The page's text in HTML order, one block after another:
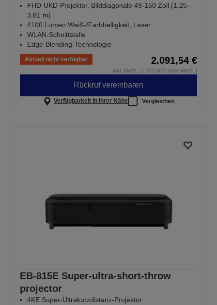
FHD-UKD-Projektor, Bilddiagonale 49-150 Zoll (1,25–
3,81 m)
4100 Lumen Weiß-/Farbhelligkeit, Laser
WLAN-Schnittstelle
Edge-Blending-Technologie
Aktuell nicht verfügbar 2.091,54 €
inkl. MwSt. (1.757,60 € ohne MwSt.)
Rückruf vereinbaren
Verfügbarkeit in Ihrer Nähe Vergleichen
EB-815E Super-ultra-short-throw
projector
4KE Super-Ultrakurzdistanz-Projektor